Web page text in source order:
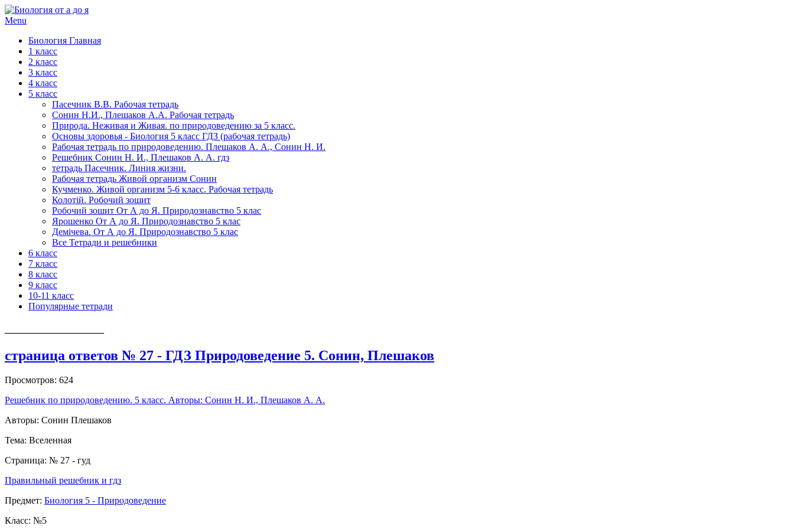
Menu
Биология Главная
1 класс
2 класс
3 класс
4 класс
5 класс
Пасечник В.В. Рабочая тетрадь
Сонин Н.И., Плешаков А.А. Рабочая тетрадь
Природа. Неживая и Живая. по природоведению за 5 класс.
Основы здоровья - Биология 5 класс ГДЗ (рабочая тетрадь)
Рабочая тетрадь по природоведению. Плешаков А. А., Сонин Н. И.
Решебник Сонин Н. И., Плешаков А. А. гдз
тетрадь Пасечник. Линия жизни.
Рабочая тетрадь Живой организм Сонин
Кучменко. Живой организм 5-6 класс. Рабочая тетрадь
Колотій. Робочий зошит
Робочий зошит От А до Я. Природознавство 5 клас
Ярошенко От А до Я. Природознавство 5 клас
Демічева. От А до Я. Природознавство 5 клас
Все Тетради и решебники
6 класс
7 класс
8 класс
9 класс
10-11 класс
Популярные тетради
страница ответов № 27 - ГДЗ Природоведение 5. Сонин, Плешаков
Просмотров: 624
Решебник по природоведению. 5 класс. Авторы: Сонин Н. И., Плешаков А. А.
Авторы: Сонин Плешаков
Тема: Вселенная
Страница: № 27 - гуд
Правильный решебник и гдз
Предмет: Биология 5 - Природоведение
Класс: №5